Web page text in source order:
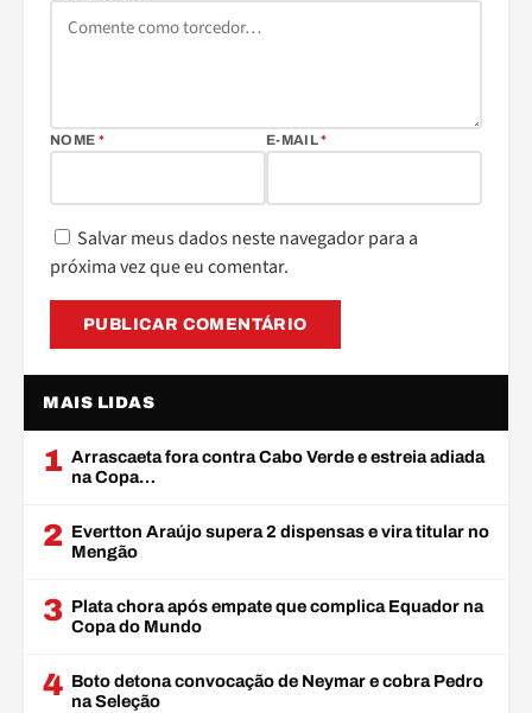
NOME * E-MAIL*
Salvar meus dados neste navegador para a
próxima vez que eu comentar.
MAIS LIDAS
1 Arrascaeta fora contra Cabo Verde e estreia adiada
na Copa…
2 Evertton Araújo supera 2 dispensas e vira titular no
Mengão
3 Plata chora após empate que complica Equador na
Copa do Mundo
4 Boto detona convocação de Neymar e cobra Pedro
na Seleção